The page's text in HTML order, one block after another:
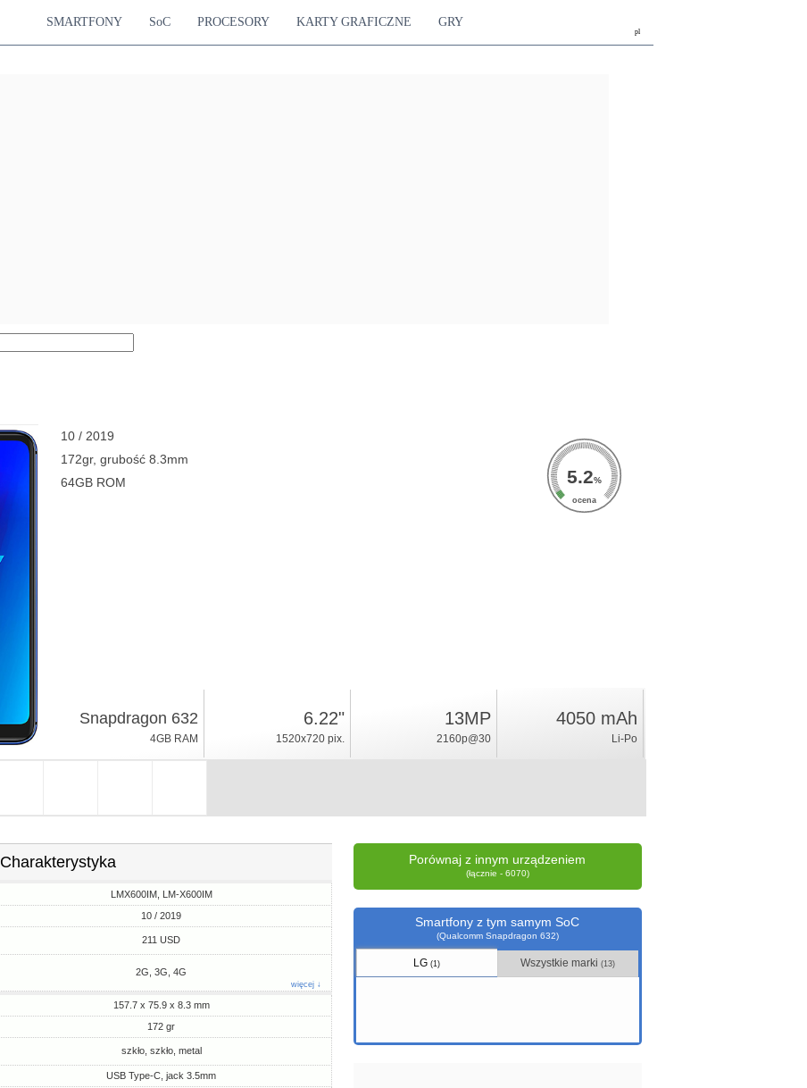
pl
SMARTFONY SoC PROCESORY KARTY GRAFICZNE GRY
10 / 2019
172gr, grubość 8.3mm
64GB ROM
5.2%
ocena
Snapdragon 632
4GB RAM
6.22"
1520x720 pix.
13MP
2160p@30
4050 mAh
Li-Po
Charakterystyka
LMX600IM, LM-X600IM
10 / 2019
211 USD
2G, 3G, 4G
więcej ↓
157.7 x 75.9 x 8.3 mm
172 gr
szkło, szkło, metal
USB Type-C, jack 3.5mm
Porównaj z innym urządzeniem
(łącznie - 6070)
Smartfony z tym samym SoC
(Qualcomm Snapdragon 632)
LG(1) Wszystkie marki(13)